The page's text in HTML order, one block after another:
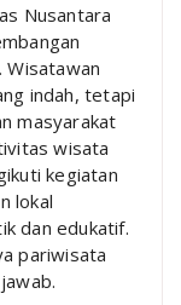
Nusantara
Wisatawan
indah, tetapi
masyarakat
wisata
kegiatan
lokal
dan edukatif.
pariwisata